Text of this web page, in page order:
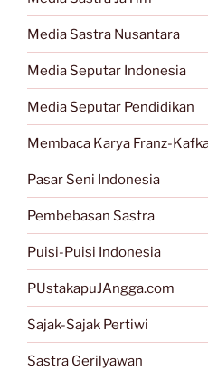
Media Sastra Nusantara
Media Seputar Indonesia
Media Seputar Pendidikan
Membaca Karya Franz-
Pasar Seni Indonesia
Pembebasan Sastra
Puisi-Puisi Indonesia
PUstakapuJAngga.com
Sajak-Sajak Pertiwi
Sastra Gerilyawan